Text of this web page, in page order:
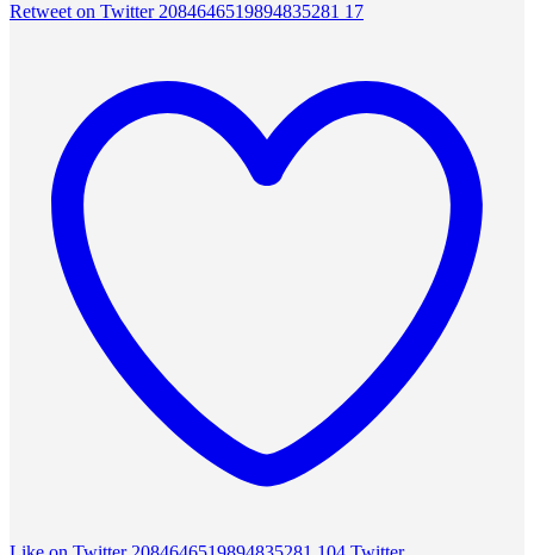
Retweet on Twitter 2084646519894835281 17